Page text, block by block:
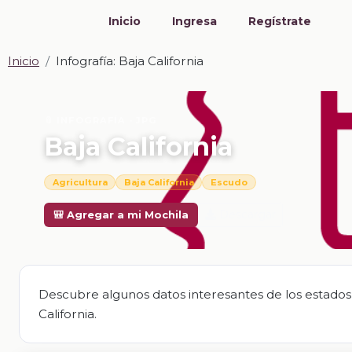
Inicio Ingresa Regístrate
Inicio Infografía: Baja California
Baja California
Agricultura Baja California Escudo
🎒 Agregar a mi Mochila
Descubre algunos datos interesantes de los
California.